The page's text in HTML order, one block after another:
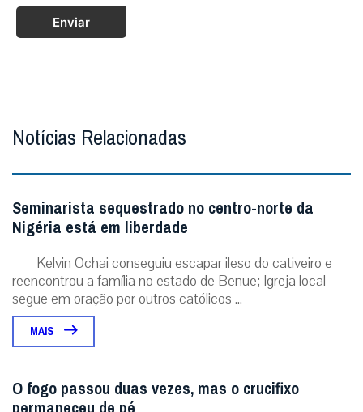
Enviar
Notícias Relacionadas
Seminarista sequestrado no centro-norte da
Nigéria está em liberdade
Kelvin Ochai conseguiu escapar ileso do cativeiro e
reencontrou a família no estado de Benue; Igreja local
segue em oração por outros católicos ...
MAIS
O fogo passou duas vezes, mas o crucifixo